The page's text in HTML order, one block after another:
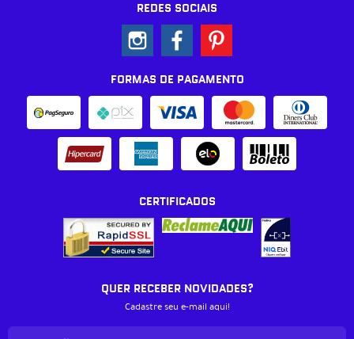
REDES SOCIAIS
FORMAS DE PAGAMENTO
CERTIFICADOS
QUER RECEBER NOVIDADES?
Cadastre seu e-mail aqui!